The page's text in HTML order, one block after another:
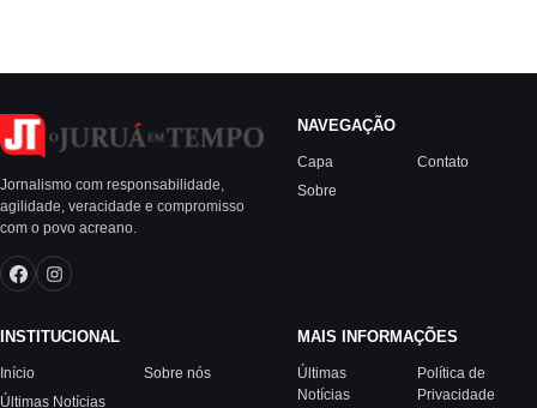
Jornalismo com responsabilidade,
agilidade, veracidade e compromisso
com o povo acreano.
NAVEGAÇÃO
Capa
Sobre
Contato
INSTITUCIONAL
Início
Últimas Notícias
Sobre nós
MAIS INFORMAÇÕES
Últimas
Notícias
Política de
Privacidade